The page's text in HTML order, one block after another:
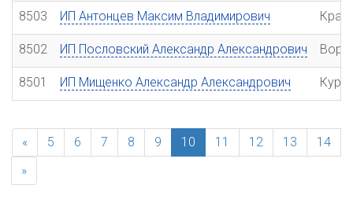
8503 ИП Антонцев Максим Владимирович
8502 ИП Пословский Александр Александрович
8501 ИП Мищенко Александр Александрович
« 5 6 7 8 9 10 11 12 13
14
»